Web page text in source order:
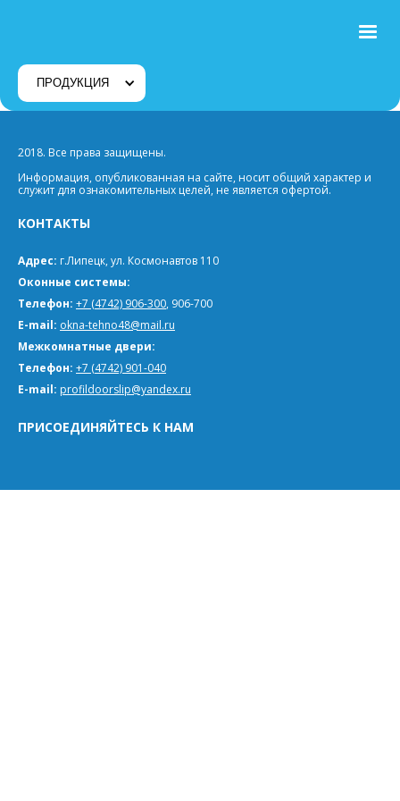
ПРОДУКЦИЯ
2018. Все права защищены.
Информация, опубликованная на сайте, носит общий характер и
служит для ознакомительных целей, не является офертой.
КОНТАКТЫ
Адрес: г.Липецк, ул. Космонавтов 110
Оконные системы:
Телефон: +7 (4742) 906-300, 906-700
E-mail: okna-tehno48@mail.ru
Межкомнатные двери:
Телефон: +7 (4742) 901-040
E-mail: profildoorslip@yandex.ru
ПРИСОЕДИНЯЙТЕСЬ К НАМ